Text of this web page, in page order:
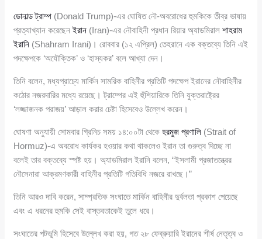
ডোনাল্ড ট্রাম্প (Donald Trump)-এর ঘোষিত নৌ-অবরোধের হুমকিকে তীব্র ভাষায়
প্রত্যাখ্যান করেছেনইরান (Iran)-এর নৌবাহিনী প্রধান রিয়ার অ্যাডমিরালশাহরাম
ইরানি (Shahram Irani)। রোববার (১২ এপ্রিল) তেহরানে এক বক্তব্যে তিনি এই
পদক্ষেপকে ‘অযৌক্তিক’ ও ‘হাস্যকর’ বলে আখ্যা দেন।
তিনি বলেন, মধ্যপ্রাচ্যে মার্কিন সামরিক বাহিনীর প্রতিটি পদক্ষেপ ইরানের নৌবাহিনীর
কঠোর নজরদারির মধ্যে রয়েছে। ট্রাম্পের এই হুঁশিয়ারিকে তিনি যুক্তরাষ্ট্রের
‘লজ্জাজনক পরাজয়’ আড়াল করার চেষ্টা হিসেবেও উল্লেখ করেন।
ঘোষণা অনুযায়ী সোমবার গ্রিনিচ সময় ১৪:০০টা থেকেহরমুজ প্রণালি (Strait of
Hormuz)-এ অবরোধ কার্যকর হওয়ার কথা থাকলেও ইরান তা গুরুত্ব দিচ্ছে না
বলেই তার বক্তব্যে স্পষ্ট হয়। অ্যাডমিরাল ইরানি বলেন, “ইসলামী প্রজাতন্ত্রের
নৌসেনারা আক্রমণকারী বাহিনীর প্রতিটি গতিবিধি নজরে রাখছে।”
তিনি আরও দাবি করেন, সাম্প্রতিক সংঘাতে মার্কিন বাহিনীর দুর্বলতা প্রকাশ পেয়েছে
এবং এ ধরনের হুমকি সেই বাস্তবতাকেই তুলে ধরে।
সংঘাতের পটভূমি হিসেবে উল্লেখ করা হয়, গত ২৮ ফেব্রুয়ারি ইরানের শীর্ষ নেতৃত্ব ও